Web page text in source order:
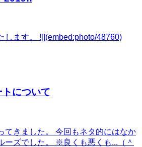
します。 ![](embed:photo/48760)
について
てきました。 今回もネタ的にはなか
ーズでした。 ※良くも悪くも...（＾